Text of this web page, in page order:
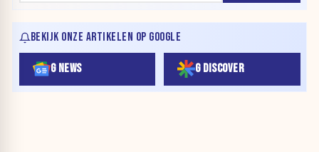
BEKIJK ONZE ARTIKELEN OP GOOGLE
G NEWS G DISCOVER